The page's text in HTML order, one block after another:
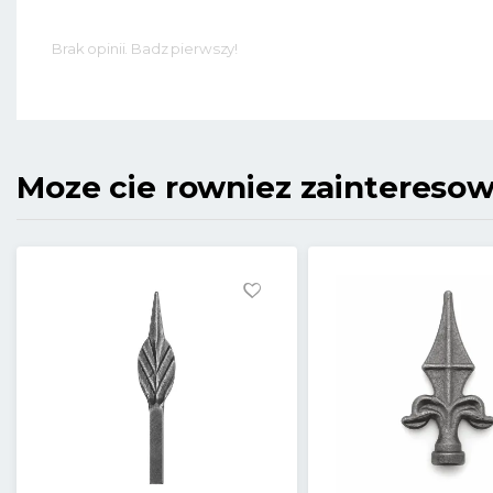
Brak opinii. Badz pierwszy!
Moze cie rowniez